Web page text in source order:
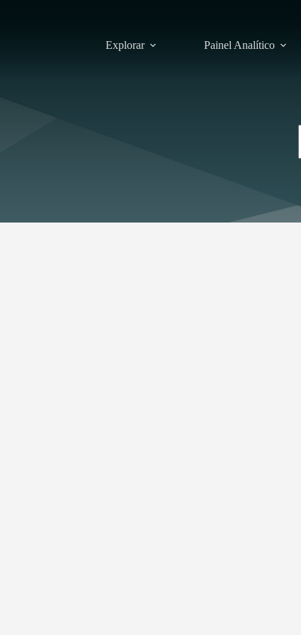
Explorar Painel Analítico